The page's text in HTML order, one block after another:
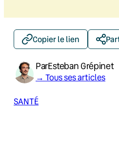
Copier le lien
ParEsteban Grépinet
→ Tous ses articles
SANTÉ